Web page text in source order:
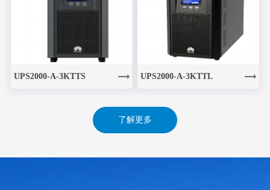
UPS2000-A-3KTTS UPS2000-A-3KTTL
了解更多